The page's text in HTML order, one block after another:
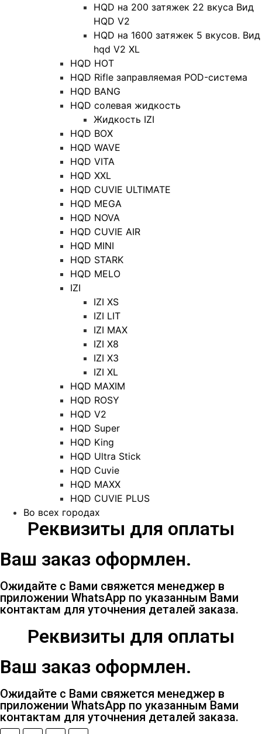
HQD на 200 затяжек 22 вкуса Вид
HQD V2
HQD на 1600 затяжек 5 вкусов. Вид
hqd V2 XL
HQD HOT
HQD Rifle заправляемая POD-система
HQD BANG
HQD солевая жидкость
Жидкость IZI
HQD BOX
HQD WAVE
HQD VITA
HQD XXL
HQD CUVIE ULTIMATE
HQD MEGA
HQD NOVA
HQD CUVIE AIR
HQD MINI
HQD STARK
HQD MELO
IZI
IZI XS
IZI LIT
IZI MAX
IZI X8
IZI X3
IZI XL
HQD MAXIM
HQD ROSY
HQD V2
HQD Super
HQD King
HQD Ultra Stick
HQD Cuvie
HQD MAXX
HQD CUVIE PLUS
Во всех городах
Реквизиты для оплаты
Ваш заказ оформлен.
Ожидайте с Вами свяжется менеджер в
приложении WhatsApp по указанным Вами
контактам для уточнения деталей заказа.
Реквизиты для оплаты
Ваш заказ оформлен.
Ожидайте с Вами свяжется менеджер в
приложении WhatsApp по указанным Вами
контактам для уточнения деталей заказа.